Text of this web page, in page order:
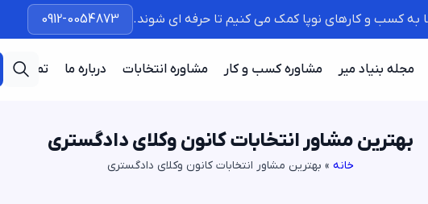
به کسب و کارهای نوپا کمک می کنیم تا حرفه ای شوند. 0912-0054873
مجله بنیاد میر مشاوره کسب و کار مشاوره انتخابات درباره ما تماس با ما
بهترین مشاور انتخابات کانون وکلای دادگستری
خانه » بهترین مشاور انتخابات کانون وکلای دادگستری